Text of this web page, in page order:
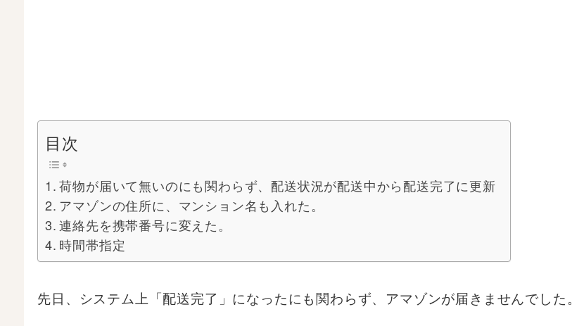
目次
荷物が届いて無いのにも関わらず、配送状況が配送中から配送完了に更新
アマゾンの住所に、マンション名も入れた。
連絡先を携帯番号に変えた。
時間帯指定
先日、システム上「配送完了」になったにも関わらず、アマゾンが届きませんでした。